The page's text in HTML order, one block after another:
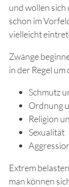
und wollen
schon im
vielleicht
Zwänge
in der Regel
Schmutz
Ordnung
Religion
Sexualität
Extrem
man können